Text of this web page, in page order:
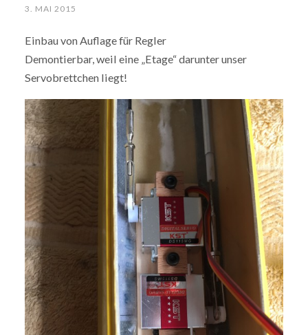
3. MAI 2015
Einbau von Auflage für Regler
Demontierbar, weil eine „Etage“ darunter unser
Servobrettchen liegt!